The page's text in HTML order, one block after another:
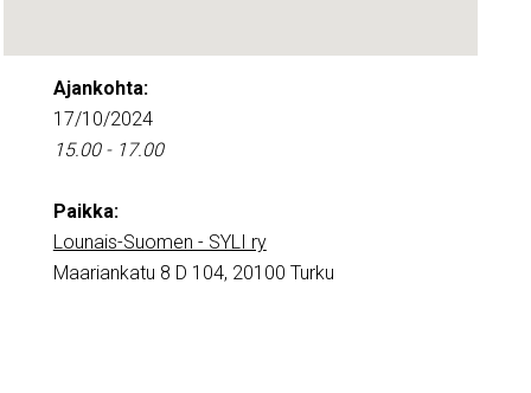
Ajankohta:
17/10/2024
15.00 - 17.00
Paikka:
Lounais-Suomen - SYLI ry
Maariankatu 8 D 104, 20100 Turku